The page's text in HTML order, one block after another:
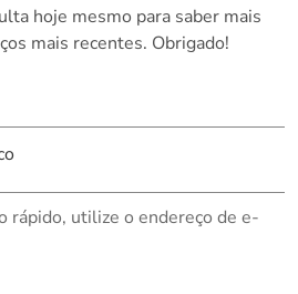
hoje mesmo para saber mais
mais recentes. Obrigado!
rápido, utilize o endereço de e-